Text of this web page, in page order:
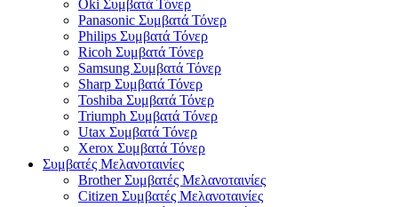
Oki Συμβατά Τόνερ
Panasonic Συμβατά Τόνερ
Philips Συμβατά Τόνερ
Ricoh Συμβατά Τόνερ
Samsung Συμβατά Τόνερ
Sharp Συμβατά Τόνερ
Toshiba Συμβατά Τόνερ
Triumph Συμβατά Τόνερ
Utax Συμβατά Τόνερ
Xerox Συμβατά Τόνερ
Συμβατές Μελανοταινίες
Brother Συμβατές Μελανοταινίες
Citizen Συμβατές Μελανοταινίες